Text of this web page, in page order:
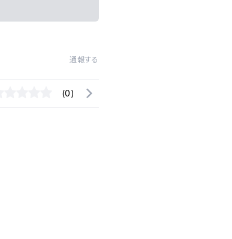
通報する
(0)